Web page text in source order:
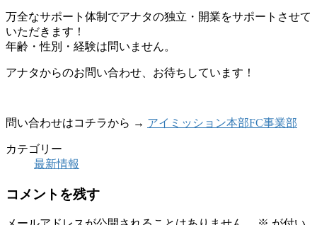
万全なサポート体制でアナタの独立・開業をサポートさせて
いただきます！
年齢・性別・経験は問いません。
アナタからのお問い合わせ、お待ちしています！
問い合わせはコチラから → アイミッション本部FC事業部
カテゴリー
最新情報
コメントを残す